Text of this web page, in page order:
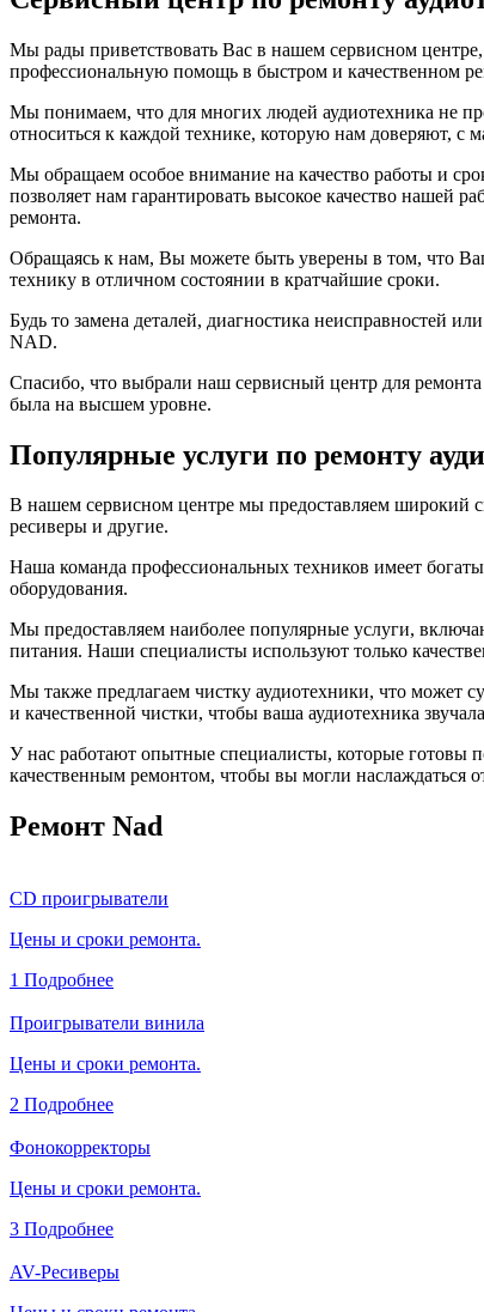
Мы рады приветствовать Вас в нашем сервисном
профессиональную помощь в быстром и качественном
Мы понимаем, что для многих людей аудиотехника не
относиться к каждой технике, которую нам доверяют, с
Мы обращаем особое внимание на качество работы и
позволяет нам гарантировать высокое качество нашей
ремонта.
Обращаясь к нам, Вы можете быть уверены в том, что
технику в отличном состоянии в кратчайшие сроки.
Будь то замена деталей, диагностика неисправностей
NAD.
Спасибо, что выбрали наш сервисный центр для
была на высшем уровне.
Популярные услуги по ремонту
В нашем сервисном центре мы предоставляем широкий
ресиверы и другие.
Наша команда профессиональных техников имеет
оборудования.
Мы предоставляем наиболее популярные услуги,
питания. Наши специалисты используют только
Мы также предлагаем чистку аудиотехники, что может
и качественной чистки, чтобы ваша аудиотехника
У нас работают опытные специалисты, которые готовы
качественным ремонтом, чтобы вы могли наслаждаться
Ремонт Nad
CD проигрыватели
Цены и сроки ремонта.
1 Подробнее
Проигрыватели винила
Цены и сроки ремонта.
2 Подробнее
Фонокорректоры
Цены и сроки ремонта.
3 Подробнее
AV-Ресиверы